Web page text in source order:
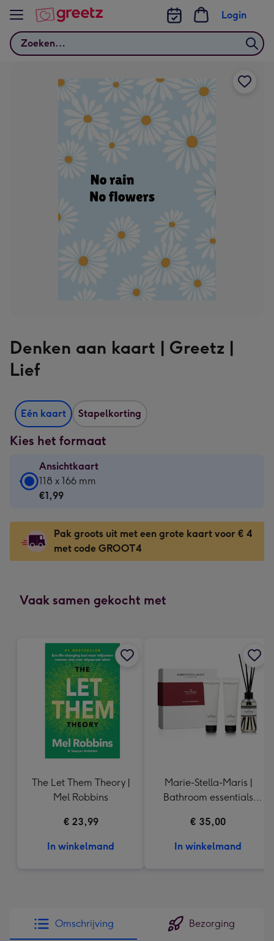
Bekijk meer
Zoeken
Login
Denken aan kaart | Greetz |
Lief
Eén kaart Stapelkorting
Kies het formaat
Ansichtkaart
Ansichtkaart
-
-
118
x
-
166
mm
118 x 166 mm
€1,99
Pak groots uit met een grote kaart voor € 4
met code GROOT4
Vaak samen gekocht met
The Let Them Theory |
Mel Robbins
€ 23,99
In winkelmand
Marie-Stella-Maris |
Bathroom essentials
€ 35,00
In winkelmand
Omschrijving Bezorging